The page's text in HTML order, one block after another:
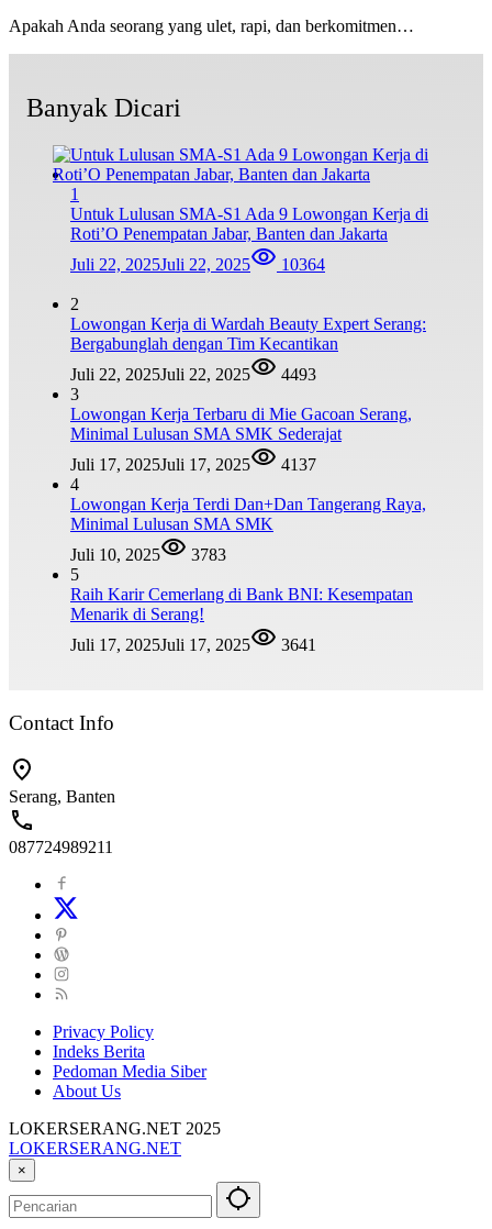
Apakah Anda seorang yang ulet, rapi, dan berkomitmen…
Banyak Dicari
1
Untuk Lulusan SMA-S1 Ada 9 Lowongan Kerja di
Roti’O Penempatan Jabar, Banten dan Jakarta
Juli 22, 2025Juli 22, 2025 10364
2
Lowongan Kerja di Wardah Beauty Expert Serang:
Bergabunglah dengan Tim Kecantikan
Juli 22, 2025Juli 22, 2025
4493
3
Lowongan Kerja Terbaru di Mie Gacoan Serang,
Minimal Lulusan SMA SMK Sederajat
Juli 17, 2025Juli 17, 2025
4137
4
Lowongan Kerja Terdi Dan+Dan Tangerang Raya,
Minimal Lulusan SMA SMK
Juli 10, 2025
3783
5
Raih Karir Cemerlang di Bank BNI: Kesempatan
Menarik di Serang!
Juli 17, 2025Juli 17, 2025 3641
Contact Info
Serang, Banten
087724989211
Privacy Policy
Indeks Berita
Pedoman Media Siber
About Us
LOKERSERANG.NET 2025
LOKERSERANG.NET
Info
Lowongan
Kerja
×